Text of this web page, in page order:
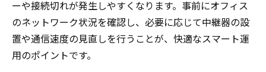
ーや接続切れが発生しやすくなります。事前にオフィス
のネットワーク状況を確認し、必要に応じて中継器の設
置や通信速度の見直しを行うことが、快適なスマート運
用のポイントです。